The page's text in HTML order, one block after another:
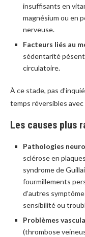
insuffisants en
magnésium ou en
nerveuse.
Facteurs liés au
sédentarité
circulatoire.
À ce stade, pas
temps réversibles
Les causes plus
Pathologies
sclérose en
syndrome de
fourmillements
d’autres
sensibilité ou
Problèmes
(thrombose